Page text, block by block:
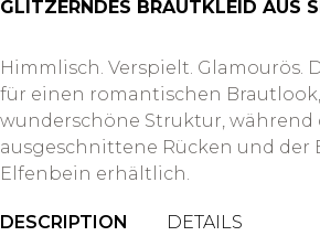
GLITZERNDES BRAUTKLEID AUS
Himmlisch. Verspielt.
für einen romantischen
wunderschöne Struktur,
ausgeschnittene Rücken und der
Elfenbein erhältlich.
DESCRIPTION DETAILS